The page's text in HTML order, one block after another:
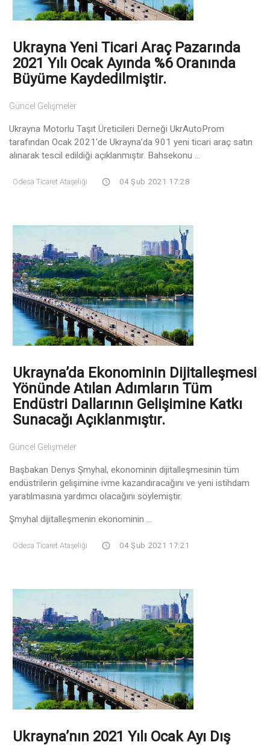
Ukrayna Yeni Ticari Araç Pazarında
2021 Yılı Ocak Ayında %6 Oranında
Büyüme Kaydedilmiştir.
Güncel Gelişmeler
Ukrayna Motorlu Taşıt Üreticileri Derneği UkrAutoProm
tarafından Ocak 2021'de Ukrayna’da 901 yeni ticari araç satın
alınarak tescil edildiği açıklanmıştır. Bahsekonu ...
Odesa Ticaret Ataşeliği 04 Şub 2021 17:28
Ukrayna’da Ekonominin Dijitalleşmesi
Yönünde Atılan Adımların Tüm
Endüstri Dallarının Gelişimine Katkı
Sunacağı Açıklanmıştır.
Güncel Gelişmeler
Başbakan Denys Şmyhal, ekonominin dijitalleşmesinin tüm
endüstrilerin gelişimine ivme kazandıracağını ve yeni istihdam
yaratılmasına yardımcı olacağını söylemiştir.
Şmyhal dijitalleşmenin ekonominin ...
Odesa Ticaret Ataşeliği 04 Şub 2021 17:21
Ukrayna’nın 2021 Yılı Ocak Ayı Dış